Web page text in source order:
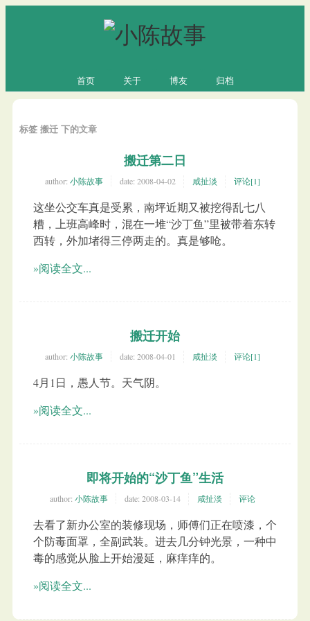
首页 关于 博友 归档
标签 搬迁 下的文章
搬迁第二日
author: 小陈故事 date: 2008-04-02 咸扯淡 评论[1]
这坐公交车真是受累，南坪近期又被挖得乱七八
糟，上班高峰时，混在一堆“沙丁鱼”里被带着东转
西转，外加堵得三停两走的。真是够呛。
»阅读全文...
搬迁开始
author: 小陈故事 date: 2008-04-01 咸扯淡 评论[1]
4月1日，愚人节。天气阴。
»阅读全文...
即将开始的“沙丁鱼”生活
author: 小陈故事 date: 2008-03-14 咸扯淡 评论
去看了新办公室的装修现场，师傅们正在喷漆，个
个防毒面罩，全副武装。进去几分钟光景，一种中
毒的感觉从脸上开始漫延，麻痒痒的。
»阅读全文...